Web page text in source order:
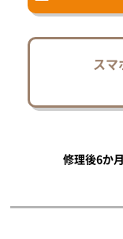
スマ
修理後6か